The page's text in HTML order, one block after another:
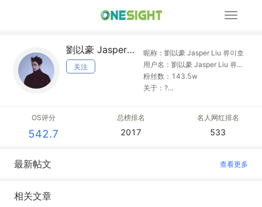
展
航
劉以豪 Jasper Liu 류이호
关注
昵称：劉以豪 Jasper Liu 류이호
用户名：劉以豪 Jasper Liu 류이
호
粉丝数：143.5w
关于：?
? 台北市松山區敦化北路167號4
OS评分
542.7
总榜排名
2017
名人网红排名
533
最新帖文 查看更多
相关文章